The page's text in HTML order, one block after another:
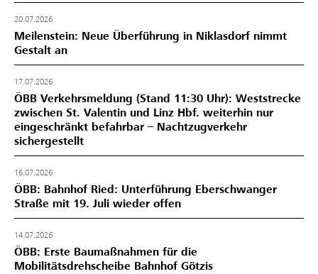
20.07.2026
Meilenstein: Neue Überführung in Niklasdorf nimmt
Gestalt an
17.07.2026
ÖBB Verkehrsmeldung (Stand 11:30 Uhr): Weststrecke
zwischen St. Valentin und Linz Hbf. weiterhin nur
eingeschränkt befahrbar – Nachtzugverkehr
sichergestellt
16.07.2026
ÖBB: Bahnhof Ried: Unterführung Eberschwanger
Straße mit 19. Juli wieder offen
14.07.2026
ÖBB: Erste Baumaßnahmen für die
Mobilitätsdrehscheibe Bahnhof Götzis